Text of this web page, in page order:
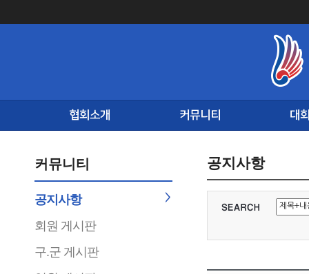
협회소개 커뮤니티 대
커뮤니티
공지사항
회원 게시판
구.군 게시판
공지사항